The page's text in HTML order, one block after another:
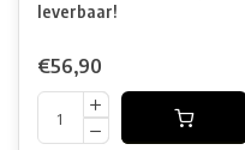
leverbaar!
€56,90